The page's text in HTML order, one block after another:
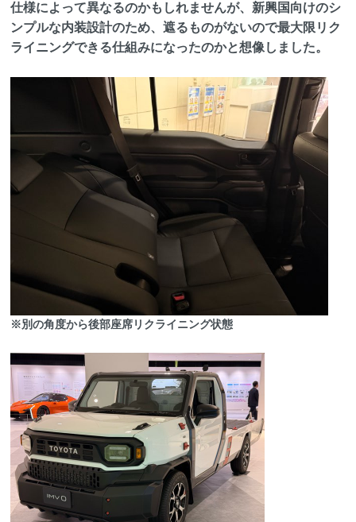
仕様によって異なるのかもしれませんが、新興国向けのシ
ンプルな内装設計のため、遮るものがないので最大限リク
ライニングできる仕組みになったのかと想像しました。
※別の角度から後部座席リクライニング状態